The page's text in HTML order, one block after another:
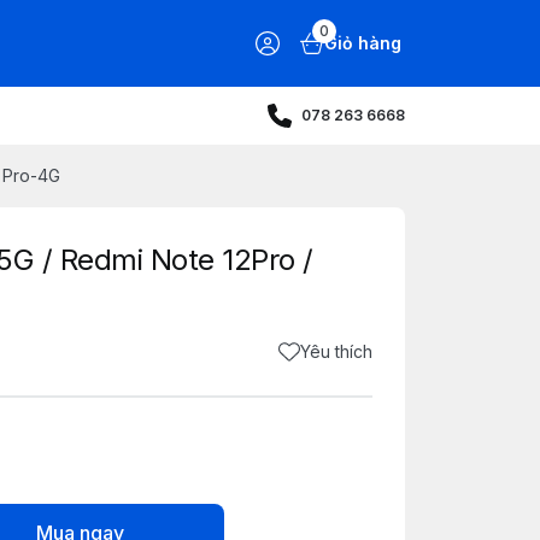
0
Giỏ hàng
078 263 6668
4G
/ Redmi Note 12Pro /
Yêu thích
Mua ngay